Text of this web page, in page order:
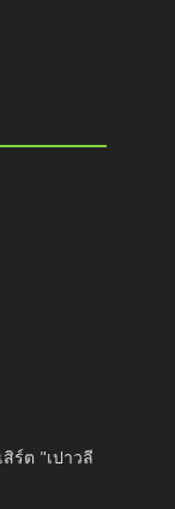
ร์ต "เปาวลี